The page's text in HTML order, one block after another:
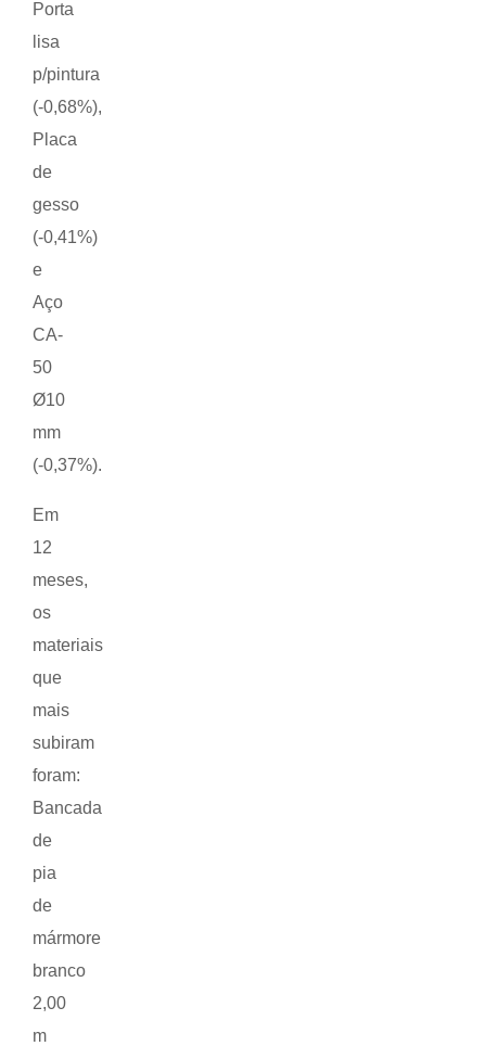
Porta
lisa
p/pintura
(-0,68%),
Placa
de
gesso
(-0,41%)
e
Aço
CA-
50
Ø10
mm
(-0,37%).
Em
12
meses,
os
materiais
que
mais
subiram
foram:
Bancada
de
pia
de
mármore
branco
2,00
m